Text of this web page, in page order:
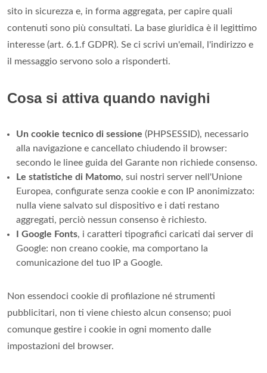
sito in sicurezza e, in forma aggregata, per capire quali
contenuti sono più consultati. La base giuridica è il legittimo
interesse (art. 6.1.f GDPR). Se ci scrivi un'email, l'indirizzo e
il messaggio servono solo a risponderti.
Cosa si attiva quando navighi
Un cookie tecnico di sessione (PHPSESSID), necessario
alla navigazione e cancellato chiudendo il browser:
secondo le linee guida del Garante non richiede consenso.
Le statistiche di Matomo, sui nostri server nell'Unione
Europea, configurate senza cookie e con IP anonimizzato:
nulla viene salvato sul dispositivo e i dati restano
aggregati, perciò nessun consenso è richiesto.
I Google Fonts, i caratteri tipografici caricati dai server di
Google: non creano cookie, ma comportano la
comunicazione del tuo IP a Google.
Non essendoci cookie di profilazione né strumenti
pubblicitari, non ti viene chiesto alcun consenso; puoi
comunque gestire i cookie in ogni momento dalle
impostazioni del browser.